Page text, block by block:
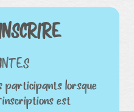
participants lorsque
est